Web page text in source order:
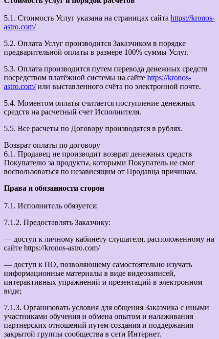
5.1. Стоимость Услуг указана на страницах сайта https://kronos-
astro.com/
5.2. Оплата Услуг производится Заказчиком в порядке
предварительной оплаты в размере 100% суммы Услуг.
5.3. Оплата производится путем перевода денежных средств
посредством платёжной системы на сайте https://kronos-
astro.com/или выставленного счёта по электронной почте.
5.4. Моментом оплаты считается поступление денежных
средств на расчетный счет Исполнителя.
5.5. Все расчеты по Договору производятся в рублях.
Возврат оплаты по договору
6.1. Продавец не производит возврат денежных средств
Покупателю за продукты, которыми Покупатель не смог
воспользоваться по независящим от Продавца причинам.
Права и обязанности сторон
7.1. Исполнитель обязуется:
7.1.2. Предоставлять Заказчику:
— доступ к личному кабинету слушателя, расположенному на
сайте https://kronos-astro.com/
— доступ к ПО, позволяющему самостоятельно изучать
информационные материалы в виде видеозаписей,
интерактивных упражнений и презентаций в электронном
виде;
7.1.3. Организовать условия для общения Заказчика с иными
участниками обучения и обмена опытом и налаживания
партнерских отношений путем создания и поддержания
закрытой группы сообщества в сети Интернет.